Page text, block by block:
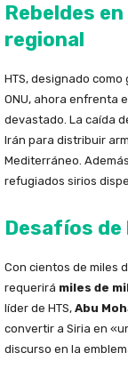
Rebeldes
regional
HTS, designado
ONU, ahora enfrenta
devastado. La caída
Irán para distribuir
Mediterráneo.
refugiados sirios
Desafíos
Con cientos de miles
requerirá miles de
líder de HTS, Abu
convertir a Siria en
discurso en la